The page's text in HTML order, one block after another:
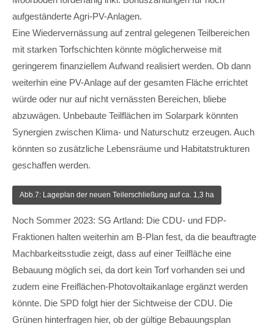
aufgeständerte Agri-PV-Anlagen.
Eine Wiedervernässung auf zentral gelegenen Teilbereichen
mit starken Torfschichten könnte möglicherweise mit
geringerem finanziellem Aufwand realisiert werden. Ob dann
weiterhin eine PV-Anlage auf der gesamten Fläche errichtet
würde oder nur auf nicht vernässten Bereichen, bliebe
abzuwägen. Unbebaute Teilflächen im Solarpark könnten
Synergien zwischen Klima- und Naturschutz erzeugen. Auch
könnten so zusätzliche Lebensräume und Habitatstrukturen
geschaffen werden.
Abb.7: Lageplan der neuen Teilerschließung auf ca. 1,3 ha
Noch Sommer 2023: SG Artland: Die CDU- und FDP-
Fraktionen halten weiterhin am B-Plan fest, da die beauftragte
Machbarkeitsstudie zeigt, dass auf einer Teilfläche eine
Bebauung möglich sei, da dort kein Torf vorhanden sei und
zudem eine Freiflächen-Photovoltaikanlage ergänzt werden
könnte. Die SPD folgt hier der Sichtweise der CDU. Die
Grünen hinterfragen hier, ob der gültige Bebauungsplan